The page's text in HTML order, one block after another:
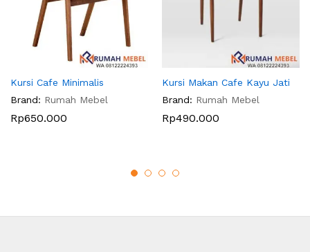
Kursi Cafe Minimalis
Brand: Rumah Mebel
Rp650.000
Kursi Makan Cafe Kayu Jati
Brand: Rumah Mebel
Rp490.000